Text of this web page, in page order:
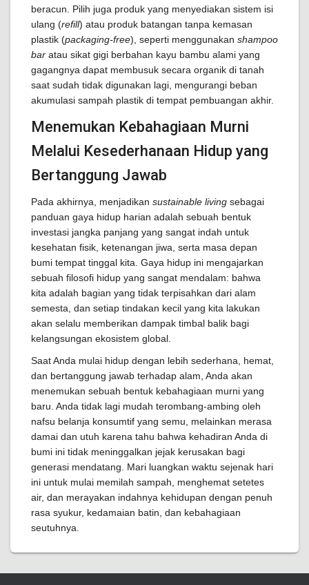
beracun. Pilih juga produk yang menyediakan sistem isi
ulang (refill) atau produk batangan tanpa kemasan
plastik (packaging-free), seperti menggunakan shampoo
bar atau sikat gigi berbahan kayu bambu alami yang
gagangnya dapat membusuk secara organik di tanah
saat sudah tidak digunakan lagi, mengurangi beban
akumulasi sampah plastik di tempat pembuangan akhir.
Menemukan Kebahagiaan Murni
Melalui Kesederhanaan Hidup yang
Bertanggung Jawab
Pada akhirnya, menjadikan sustainable living sebagai
panduan gaya hidup harian adalah sebuah bentuk
investasi jangka panjang yang sangat indah untuk
kesehatan fisik, ketenangan jiwa, serta masa depan
bumi tempat tinggal kita. Gaya hidup ini mengajarkan
sebuah filosofi hidup yang sangat mendalam: bahwa
kita adalah bagian yang tidak terpisahkan dari alam
semesta, dan setiap tindakan kecil yang kita lakukan
akan selalu memberikan dampak timbal balik bagi
kelangsungan ekosistem global.
Saat Anda mulai hidup dengan lebih sederhana, hemat,
dan bertanggung jawab terhadap alam, Anda akan
menemukan sebuah bentuk kebahagiaan murni yang
baru. Anda tidak lagi mudah terombang-ambing oleh
nafsu belanja konsumtif yang semu, melainkan merasa
damai dan utuh karena tahu bahwa kehadiran Anda di
bumi ini tidak meninggalkan jejak kerusakan bagi
generasi mendatang. Mari luangkan waktu sejenak hari
ini untuk mulai memilah sampah, menghemat setetes
air, dan merayakan indahnya kehidupan dengan penuh
rasa syukur, kedamaian batin, dan kebahagiaan
seutuhnya.